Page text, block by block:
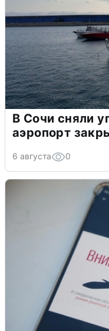
В Сочи сняли
аэропорт
6 августа 0